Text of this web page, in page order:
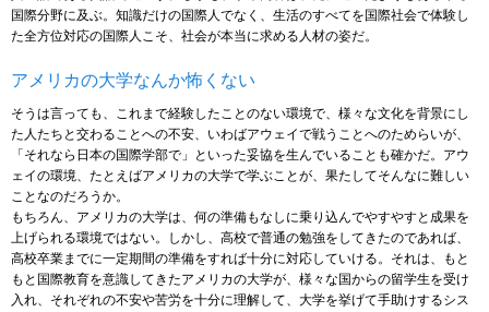
国際分野に及ぶ。知識だけの国際人でなく、生活のすべてを国際社会で体験し
た全方位対応の国際人こそ、社会が本当に求める人材の姿だ。
アメリカの大学なんか怖くない
そうは言っても、これまで経験したことのない環境で、様々な文化を背景にし
た人たちと交わることへの不安、いわばアウェイで戦うことへのためらいが、
「それなら日本の国際学部で」といった妥協を生んでいることも確かだ。アウ
ェイの環境、たとえばアメリカの大学で学ぶことが、果たしてそんなに難しい
ことなのだろうか。
もちろん、アメリカの大学は、何の準備もなしに乗り込んでやすやすと成果を
上げられる環境ではない。しかし、高校で普通の勉強をしてきたのであれば、
高校卒業までに一定期間の準備をすれば十分に対応していける。それは、もと
もと国際教育を意識してきたアメリカの大学が、様々な国からの留学生を受け
入れ、それぞれの不安や苦労を十分に理解して、大学を挙げて手助けするシス